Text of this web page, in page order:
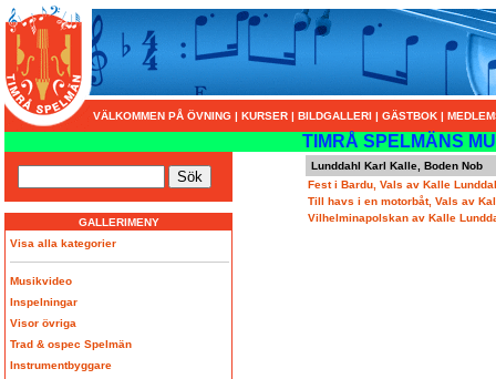
VÄLKOMMEN PÅ ÖVNING | KURSER | BILDGALLERI | GÄSTBOK |
TIMRÅ SPELMÄNS
GALLERIMENY
Visa alla kategorier
Musikvideo
Inspelningar
Visor övriga
Trad & ospec Spelmän
Instrumentbyggare
Lunddahl Karl Kalle, Boden Nob
Fest i Bardu, Vals av Kalle
Till havs i en motorbåt, Vals av
Vilhelminapolskan av Kalle